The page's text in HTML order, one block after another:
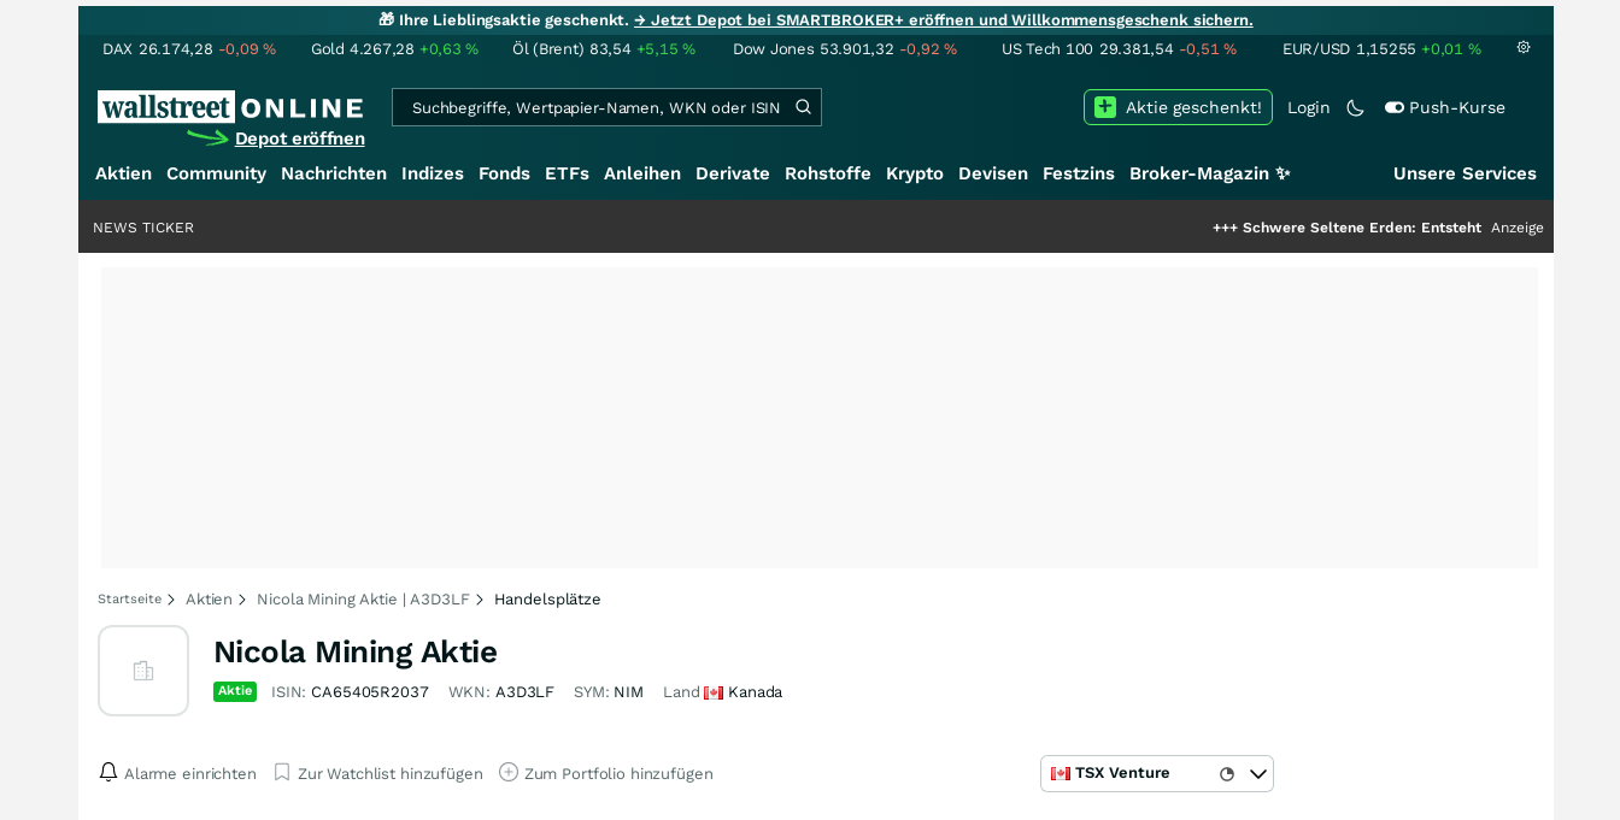
🎁 Ihre Lieblingsaktie geschenkt.→ Jetzt Depot bei SMARTBROKER+ eröffnen und Willkommensgeschenk sichern.
DAX 26.174,28 -0,09% Gold 4.267,28 +0,63% Öl (Brent) 83,54 +5,15% Dow Jones 53.901,32 -0,92% US Tech 100 29.381,54 -0,51% EUR/USD 1,15255 +0,01 %
Depot eröffnen
Login Push-Kurse
Aktie geschenkt!
Aktien Community Nachrichten Indizes Fonds ETFs Anleihen Derivate Rohstoffe Krypto Devisen Festzins Broker-Magazin ✨ Unsere Services
Schwere Seltene Erden: Entsteht hier die nächste
Anzeige
NEWS TICKER
Startseite Aktien Nicola Mining Aktie | A3D3LF Handelsplätze
Nicola Mining Aktie
Aktie ISIN: CA65405R2037 WKN: A3D3LF SYM: NIM Land Kanada
Alarme einrichten Zur Watchlist hinzufügen Zum Portfolio hinzufügen TSX Venture